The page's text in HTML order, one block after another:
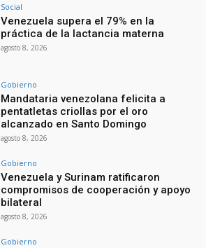
Social
Venezuela supera el 79% en la
práctica de la lactancia materna
agosto 8, 2026
Gobierno
Mandataria venezolana felicita a
pentatletas criollas por el oro
alcanzado en Santo Domingo
agosto 8, 2026
Gobierno
Venezuela y Surinam ratificaron
compromisos de cooperación y apoyo
bilateral
agosto 8, 2026
Gobierno